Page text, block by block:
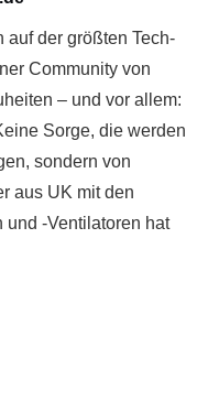
auf der größten Tech-
Community von
– und vor allem:
Sorge, die werden
sondern von
aus UK mit den
-Ventilatoren hat